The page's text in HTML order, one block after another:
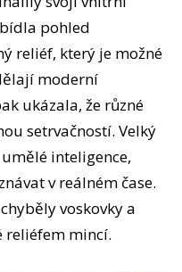
pohled
reliéf, který je možné
moderní
ukázala, že různé
setrvačností. Velký
inteligence,
v reálném čase.
voskovky a
reliéfem mincí.